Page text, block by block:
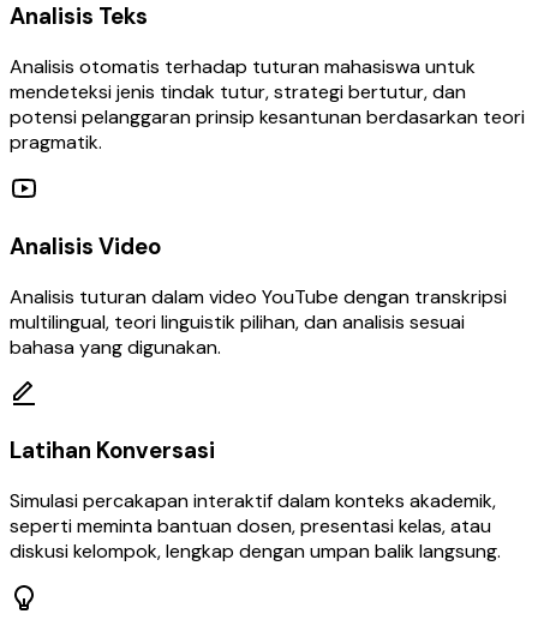
Analisis Teks
Analisis otomatis terhadap tuturan mahasiswa untuk
mendeteksi jenis tindak tutur, strategi bertutur, dan
potensi pelanggaran prinsip kesantunan berdasarkan teori
pragmatik.
Analisis Video
Analisis tuturan dalam video YouTube dengan transkripsi
multilingual, teori linguistik pilihan, dan analisis sesuai
bahasa yang digunakan.
Latihan Konversasi
Simulasi percakapan interaktif dalam konteks akademik,
seperti meminta bantuan dosen, presentasi kelas, atau
diskusi kelompok, lengkap dengan umpan balik langsung.